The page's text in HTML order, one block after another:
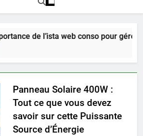
de l’ista web conso pour gérer
Panneau Solaire 400W :
Tout ce que vous devez
savoir sur cette Puissante
Source d’Énergie